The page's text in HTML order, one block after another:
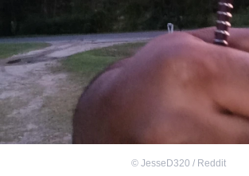
© JesseD320 / Reddit